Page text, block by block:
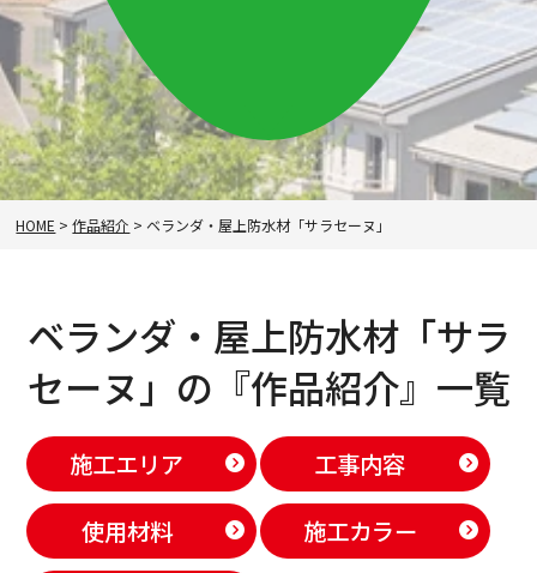
HOME >作品紹介 > ベランダ・屋上防水材「サラセーヌ」
ベランダ・屋上防水材「サラ
セーヌ」の『作品紹介』一覧
施工エリア
工事内容
使用材料
施工カラー